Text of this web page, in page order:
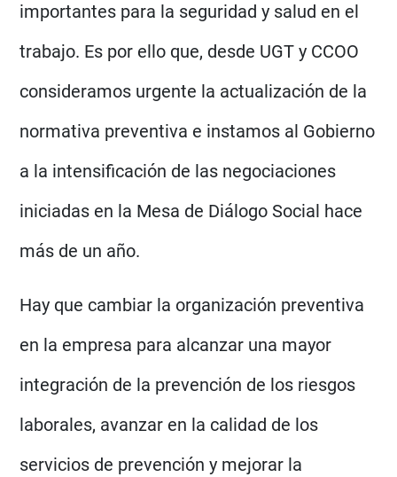
importantes para la seguridad y salud en el
trabajo. Es por ello que, desde UGT y CCOO
consideramos urgente la actualización de la
normativa preventiva e instamos al Gobierno
a la intensificación de las negociaciones
iniciadas en la Mesa de Diálogo Social hace
más de un año.
Hay que cambiar la organización preventiva
en la empresa para alcanzar una mayor
integración de la prevención de los riesgos
laborales, avanzar en la calidad de los
servicios de prevención y mejorar la